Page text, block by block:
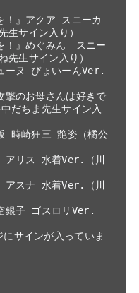
！』アクア スニーカ
サイン入り）
』めぐみん　スニー
生サイン入り）
ーヌ ぴょいーんVer.
のお母さんは好きで
だちま先生サイン入
時崎狂三 艶姿（橘公
アリス 水着Ver.（川
アスナ 水着Ver.（川
銀子 ゴスロリVer.
サインが入っていま